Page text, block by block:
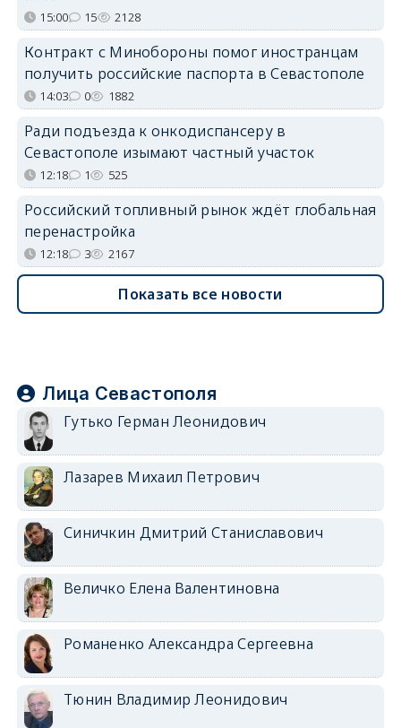
15:00 15 2128
Контракт с Минобороны помог иностранцам
получить российские паспорта в Севастополе
14:03 0 1882
Ради подъезда к онкодиспансеру в
Севастополе изымают частный участок
12:18 1 525
Российский топливный рынок ждёт глобальная
перенастройка
12:18 3 2167
Показать все новости
Лица Севастополя
Гутько Герман Леонидович
Лазарев Михаил Петрович
Синичкин Дмитрий Станиславович
Величко Елена Валентиновна
Романенко Александра Сергеевна
Тюнин Владимир Леонидович